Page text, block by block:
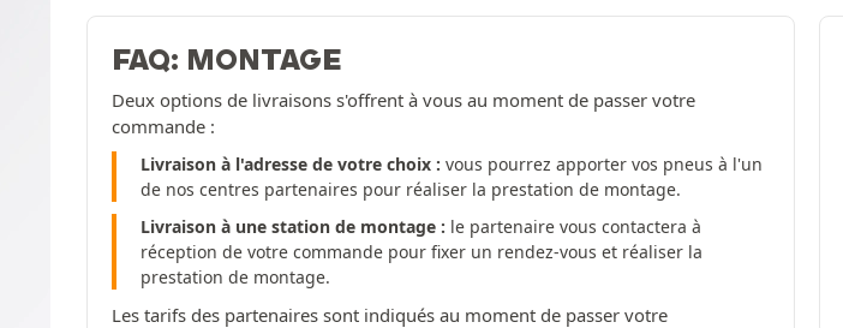
FAQ: MONTAGE
Deux options de livraisons s'offrent à vous au moment de passer votre
commande :
Livraison à l'adresse de votre choix : vous pourrez apporter vos pneus à l'un
de nos centres partenaires pour réaliser la prestation de montage.
Livraison à une station de montage : le partenaire vous contactera à
réception de votre commande pour fixer un rendez-vous et réaliser la
prestation de montage.
Les tarifs des partenaires sont indiqués au moment de passer votre